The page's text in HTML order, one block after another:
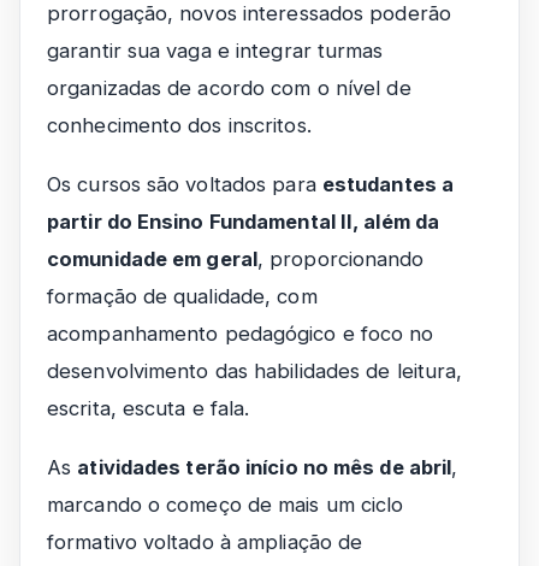
prorrogação, novos interessados poderão
garantir sua vaga e integrar turmas
organizadas de acordo com o nível de
conhecimento dos inscritos.
Os cursos são voltados para estudantes a
partir do Ensino Fundamental II, além da
comunidade em geral, proporcionando
formação de qualidade, com
acompanhamento pedagógico e foco no
desenvolvimento das habilidades de leitura,
escrita, escuta e fala.
As atividades terão início no mês de abril,
marcando o começo de mais um ciclo
formativo voltado à ampliação de